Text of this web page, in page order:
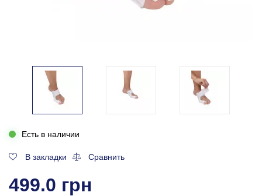
Есть в наличии
В закладки Сравнить
499.0 грн